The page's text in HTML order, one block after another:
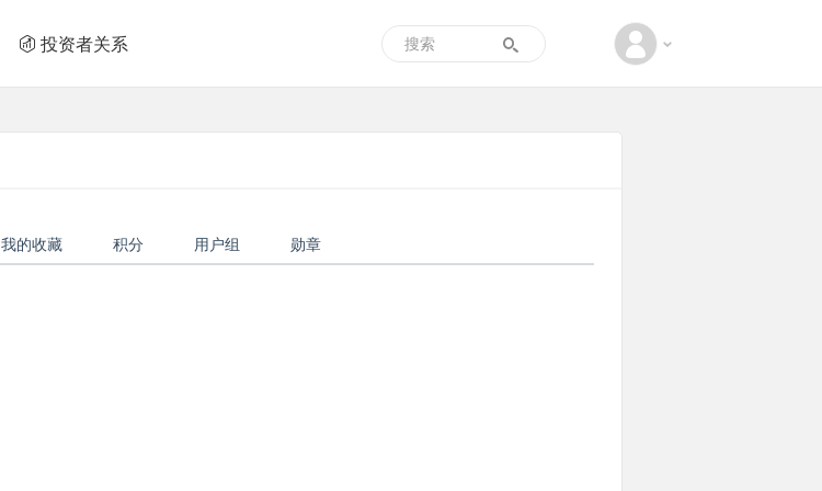
投资者关系
我的收藏 积分 用户组 勋章